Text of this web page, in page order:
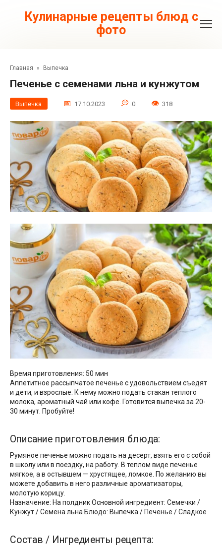
контентуКулинарные рецепты блюд с
фото
Главная » Выпечка
Печенье с семенами льна и кунжутом
Выпечка 17.10.2023 0 318
Время приготовления: 50 мин
Аппетитное рассыпчатое печенье с удовольствием съедят
и дети, и взрослые. К нему можно подать стакан теплого
молока, ароматный чай или кофе. Готовится выпечка за 20-
30 минут. Пробуйте!
Описание приготовления блюда:
Румяное печенье можно подать на десерт, взять его с собой
в школу или в поездку, на работу. В теплом виде печенье
мягкое, а в остывшем — хрустящее, ломкое. По желанию вы
можете добавить в него различные ароматизаторы,
молотую корицу.
Назначение: На полдник Основной ингредиент: Семечки /
Кунжут / Семена льна Блюдо: Выпечка / Печенье / Сладкое
Состав / Ингредиенты рецепта: